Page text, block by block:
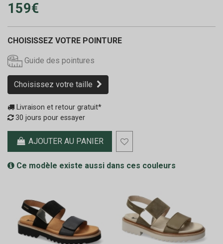
159€
CHOISISSEZ VOTRE POINTURE
Guide des pointures
Choisissez votre taille
Livraison et retour gratuit*
30 jours pour essayer
AJOUTER AU PANIER
Ce modèle existe aussi dans ces couleurs